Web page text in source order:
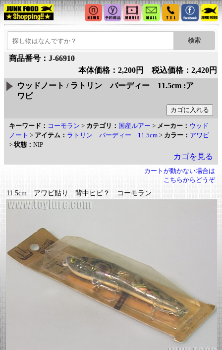
商品番号：J-66910
本体価格：2,200円 税込価格：2,420円
ウッドノート / ラトリン バーディー 11.5cm :ア
ワビ
キーワード： コーモラン > カテゴリ： 国産ルアー > メーカー： ウッド
ノート > アイテム： ラトリン バーディー 11.5cm > カラー： アワビ
>状態： NIP
カゴを見る
カートが動かない場合は
こちらからどうぞ
11.5cm アワビ貼り 背中ヒビ？ コーモラン